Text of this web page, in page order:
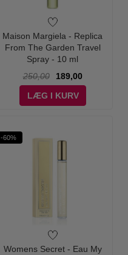
Maison Margiela - Replica
From The Garden Travel
Spray - 10 ml
250,00
189,00
LÆG I KURV
-60%
Womens Secret - Eau My